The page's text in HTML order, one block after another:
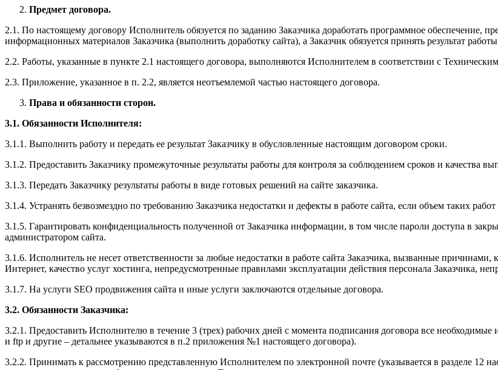
Предмет договора.
2.1. По настоящему договору Исполнитель обязуется по заданию Заказчика доработать программное обеспечение,
информационных материалов Заказчика (выполнить доработку сайта), а Заказчик обязуется принять результат
2.2. Работы, указанные в пункте 2.1 настоящего договора, выполняются Исполнителем в соответствии с
2.3. Приложение, указанное в п. 2.2, является неотъемлемой частью настоящего договора.
Права и обязанности сторон.
3.1. Обязанности Исполнителя:
3.1.1. Выполнить работу и передать ее результат Заказчику в обусловленные настоящим договором сроки.
3.1.2. Предоставить Заказчику промежуточные результаты работы для контроля за соблюдением сроков и качества
3.1.3. Передать Заказчику результаты работы в виде готовых решений на сайте заказчика.
3.1.4. Устранять безвозмездно по требованию Заказчика недостатки и дефекты в работе сайта, если объем таких
3.1.5. Гарантировать конфиденциальность полученной от Заказчика информации, в том числе пароли доступа в
администратором сайта.
3.1.6. Исполнитель не несет ответственности за любые недостатки в работе сайта Заказчика, вызванные причинами,
Интернет, качество услуг хостинга, непредусмотренные правилами эксплуатации действия персонала Заказчика,
3.1.7. На услуги SEO продвижения сайта и иные услуги заключаются отдельные договора.
3.2. Обязанности Заказчика:
3.2.1. Предоставить Исполнителю в течение 3 (трех) рабочих дней с момента подписания договора все
и ftp и другие – детальнее указываются в п.2 приложения №1 настоящего договора).
3.2.2. Принимать к рассмотрению представленную Исполнителем по электронной почте (указывается в разделе 12